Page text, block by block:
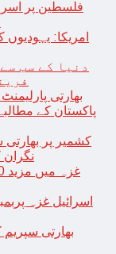
فلسطین پر
امریکا:
دنیا کے سب
بھارتی
پاکستان کے
کشمیر پر بھارتی
اسرائیل غزہ
بھارتی